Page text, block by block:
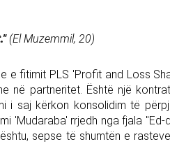
(El Muzemmil, 20)
e fitimit PLS 'Profit and Loss
në partneritet. Është një
i saj kërkon konsolidim të
'Mudaraba' rrjedh nga fjala "Ed-
sepse të shumtën e